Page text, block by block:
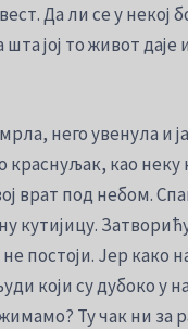
Да ли се у некој
јој то живот даје
него увенула и
краснуљак, као неку
врат под небом.
кутијицу.
постоји. Јер како
који су дубоко у
Ту чак ни за